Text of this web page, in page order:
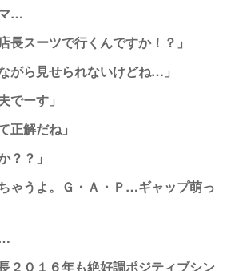
…
長スーツで行くんですか！？」
がら見せられないけどね…」
ーす」
正解だね」
？？」
ゃうよ。Ｇ・Ａ・Ｐ…ギャップ萌っ
２０１６年も絶好調ポジティブシン